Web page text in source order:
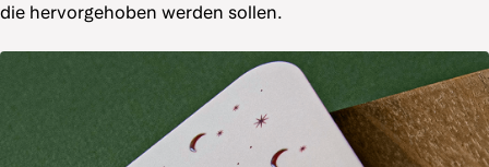
die hervorgehoben werden sollen.